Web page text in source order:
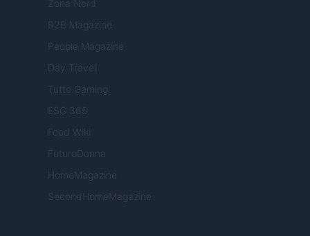
Zona Nerd
B2B Magazine
People Magazine
Day Travel
Tutto Gaming
ESG 365
Food Wiki
FuturoDonna
HomeMagazine
SecondHomeMagazine